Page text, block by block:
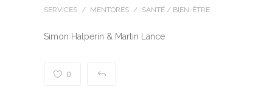
SERVICES / MENTORÉS / SANTÉ / BIEN-ÊTRE
Simon Halperin & Martin Lance
0